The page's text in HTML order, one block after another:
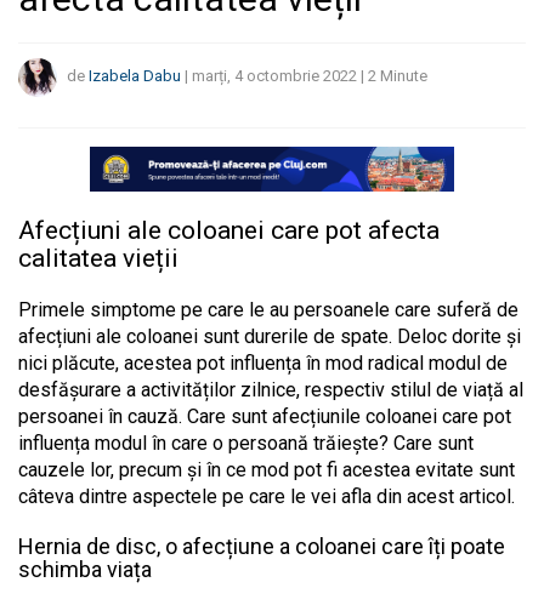
de Izabela Dabu marți, 4 octombrie 2022 2 Minute
Afecțiuni ale coloanei care pot afecta
calitatea vieții
Primele simptome pe care le au persoanele care suferă de
afecțiuni ale coloanei sunt durerile de spate. Deloc dorite și
nici plăcute, acestea pot influența în mod radical modul de
desfășurare a activităților zilnice, respectiv stilul de viață al
persoanei în cauză. Care sunt afecțiunile coloanei care pot
influența modul în care o persoană trăiește? Care sunt
cauzele lor, precum și în ce mod pot fi acestea evitate sunt
câteva dintre aspectele pe care le vei afla din acest articol.
Hernia de disc, o afecțiune a coloanei care îți poate
schimba viața